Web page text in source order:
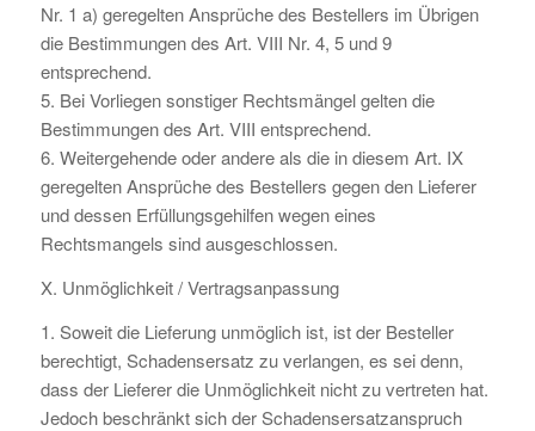
Nr. 1 a) geregelten Ansprüche des Bestellers im Übrigen
die Bestimmungen des Art. VIII Nr. 4, 5 und 9
entsprechend.
5. Bei Vorliegen sonstiger Rechtsmängel gelten die
Bestimmungen des Art. VIII entsprechend.
6. Weitergehende oder andere als die in diesem Art. IX
geregelten Ansprüche des Bestellers gegen den Lieferer
und dessen Erfüllungsgehilfen wegen eines
Rechtsmangels sind ausgeschlossen.
X. Unmöglichkeit / Vertragsanpassung
1. Soweit die Lieferung unmöglich ist, ist der Besteller
berechtigt, Schadensersatz zu verlangen, es sei denn,
dass der Lieferer die Unmöglichkeit nicht zu vertreten hat.
Jedoch beschränkt sich der Schadensersatzanspruch